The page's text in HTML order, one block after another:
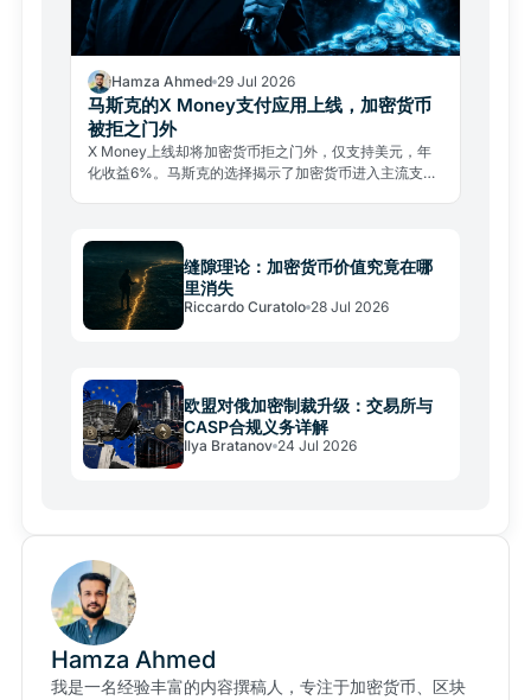
Hamza Ahmed 29 Jul 2026
马斯克的X Money支付应用上线，加密货币
被拒之门外
X Money上线却将加密货币拒之门外，仅支持美元，年
化收益6%。马斯克的选择揭示了加密货币进入主流支付
缝隙理论：加密货币价值究竟在哪
里消失
Riccardo Curatolo 28 Jul 2026
欧盟对俄加密制裁升级：交易所与
CASP合规义务详解
Ilya Bratanov 24 Jul 2026
Hamza Ahmed
我是一名经验丰富的内容撰稿人，专注于加密货币、区块